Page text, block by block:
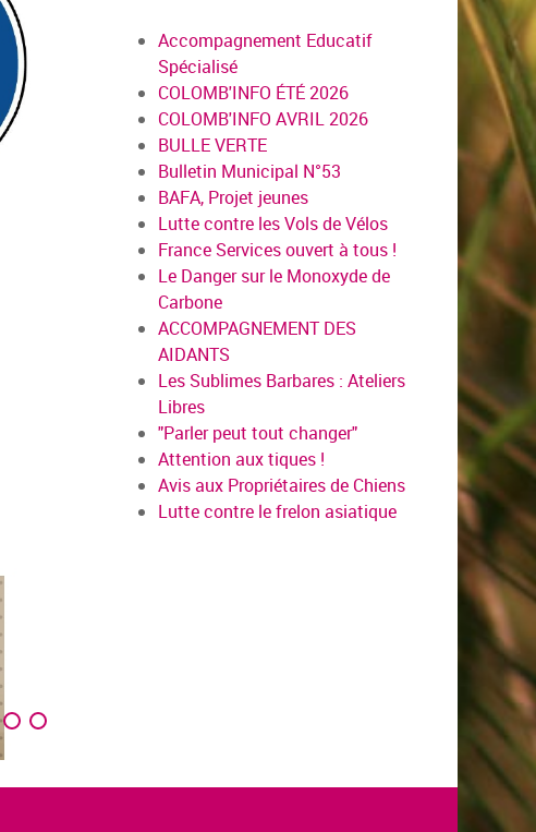
Accompagnement Educatif
Spécialisé
COLOMB'INFO ÉTÉ 2026
COLOMB'INFO AVRIL 2026
BULLE VERTE
Bulletin Municipal N°53
BAFA, Projet jeunes
Lutte contre les Vols de Vélos
France Services ouvert à tous !
Le Danger sur le Monoxyde de
Carbone
ACCOMPAGNEMENT DES
AIDANTS
Les Sublimes Barbares : Ateliers
Libres
"Parler peut tout changer"
Attention aux tiques !
Avis aux Propriétaires de Chiens
Lutte contre le frelon asiatique